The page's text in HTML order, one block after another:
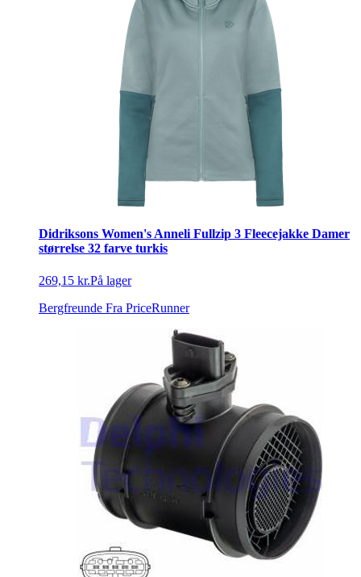
Didriksons Women's Anneli Fullzip 3 Fleecejakke Damer
størrelse 32 farve turkis
269,15 kr.På lager
Bergfreunde Fra PriceRunner